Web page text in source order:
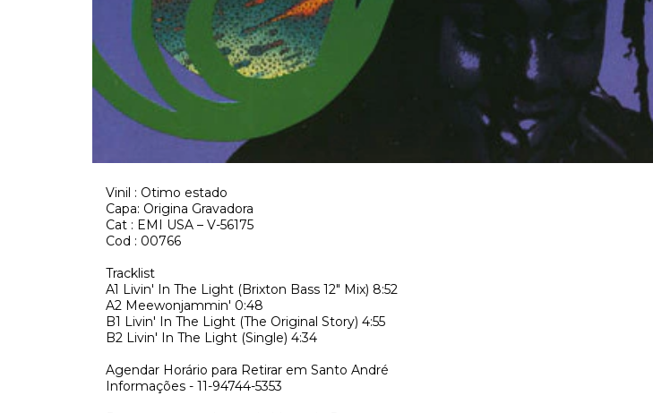
Vinil : Otimo estado
Capa: Origina Gravadora
Cat : EMI USA ‎– V-56175
Cod : 00766
Tracklist
A1 Livin' In The Light (Brixton Bass 12" Mix) 8:52
A2 Meewonjammin' 0:48
B1 Livin' In The Light (The Original Story) 4:55
B2 Livin' In The Light (Single) 4:34
Agendar Horário para Retirar em Santo André
Informações - 11-94744-5353